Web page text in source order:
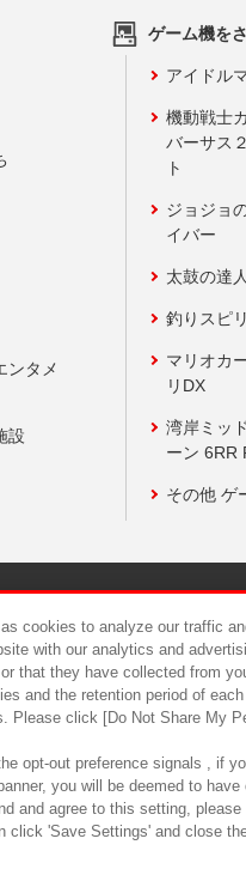
ンタメ
設
ゲーム機を
アイドル
機動戦士
バーサス
ト
ジョジョ
イバー
太鼓の達人
釣りスピ
マリオカ
リDX
湾岸ミッ
ーン 6RR
その他 ゲ
食品のご提供に
cookies to analyze our traffic
with our analytics and
that they have collected from
and the retention period of
Please click [Do Not Share My
opt-out preference signals , if
you will be deemed to
and agree to this setting,
click 'Save Settings' and close